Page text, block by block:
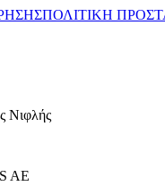
ΠΟΛΙΤΙΚΗ
Νιφλής
AE